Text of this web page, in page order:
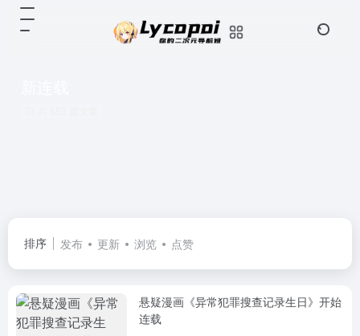
排序 发布 更新 浏览 点赞
悬疑漫画《异常犯罪搜查记录生日》开始
连载